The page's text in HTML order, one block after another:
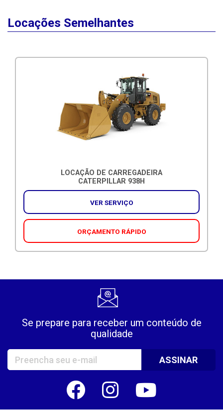
Locações Semelhantes
LOCAÇÃO DE CARREGADEIRA
CATERPILLAR 938H
VER SERVIÇO
ORÇAMENTO RÁPIDO
Se prepare para receber um conteúdo de
qualidade
Email
ASSINAR